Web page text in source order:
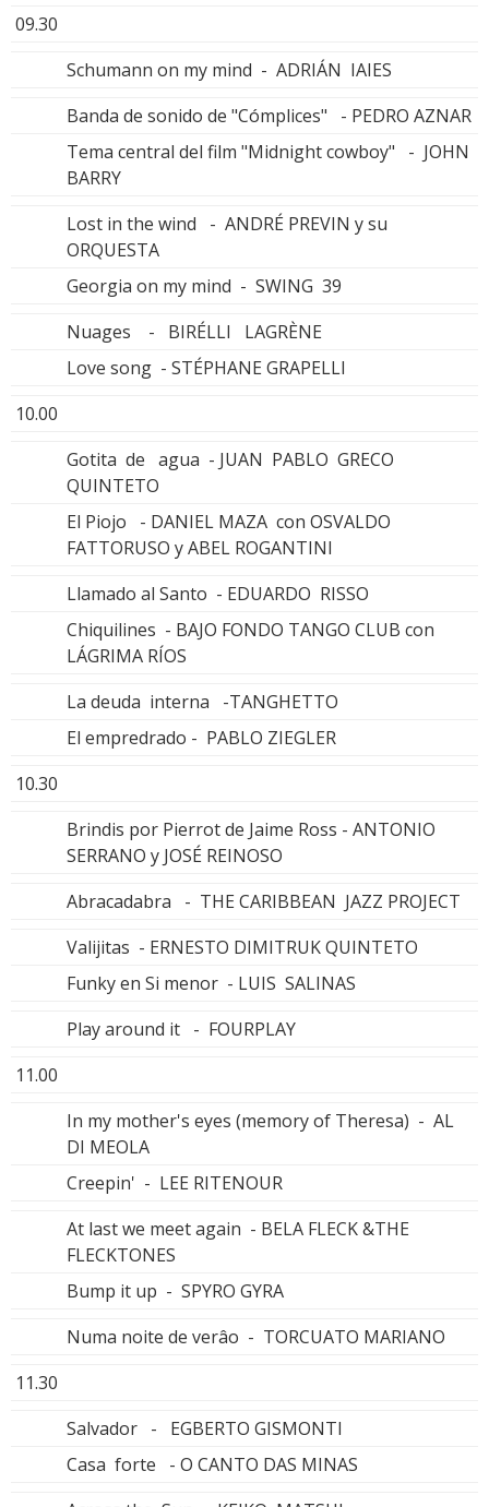
09.30
Schumann on my mind - ADRIÁN IAIES
Banda de sonido de "Cómplices" - PEDRO AZNAR
Tema central del film "Midnight cowboy" - JOHN
BARRY
Lost in the wind - ANDRÉ PREVIN y su
ORQUESTA
Georgia on my mind - SWING 39
Nuages - BIRÉLLI LAGRÈNE
Love song - STÉPHANE GRAPELLI
10.00
Gotita de agua - JUAN PABLO GRECO
QUINTETO
El Piojo - DANIEL MAZA con OSVALDO
FATTORUSO y ABEL ROGANTINI
Llamado al Santo - EDUARDO RISSO
Chiquilines - BAJO FONDO TANGO CLUB con
LÁGRIMA RÍOS
La deuda interna -TANGHETTO
El empredrado - PABLO ZIEGLER
10.30
Brindis por Pierrot de Jaime Ross - ANTONIO
SERRANO y JOSÉ REINOSO
Abracadabra - THE CARIBBEAN JAZZ PROJECT
Valijitas - ERNESTO DIMITRUK QUINTETO
Funky en Si menor - LUIS SALINAS
Play around it - FOURPLAY
11.00
In my mother's eyes (memory of Theresa) - AL
DI MEOLA
Creepin' - LEE RITENOUR
At last we meet again - BELA FLECK &THE
FLECKTONES
Bump it up - SPYRO GYRA
Numa noite de verâo - TORCUATO MARIANO
11.30
Salvador - EGBERTO GISMONTI
Casa forte - O CANTO DAS MINAS